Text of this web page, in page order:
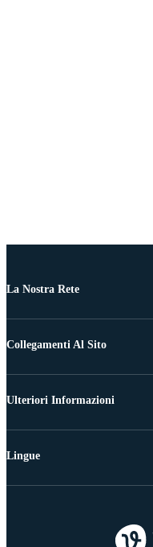
La Nostra Rete
Collegamenti Al Sito
Ulteriori Informazioni
Lingue